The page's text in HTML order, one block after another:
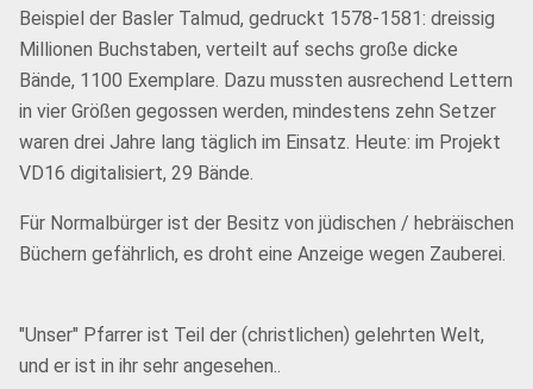
Beispiel der Basler Talmud, gedruckt 1578-1581: dreissig
Millionen Buchstaben, verteilt auf sechs große dicke
Bände, 1100 Exemplare. Dazu mussten ausrechend Lettern
in vier Größen gegossen werden, mindestens zehn Setzer
waren drei Jahre lang täglich im Einsatz. Heute: im Projekt
VD16 digitalisiert, 29 Bände.
Für Normalbürger ist der Besitz von jüdischen / hebräischen
Büchern gefährlich, es droht eine Anzeige wegen Zauberei.
"Unser" Pfarrer ist Teil der (christlichen) gelehrten Welt,
und er ist in ihr sehr angesehen..